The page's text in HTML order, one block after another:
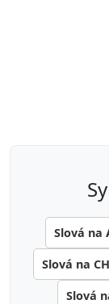
Slová na
Slová na CH
Slová